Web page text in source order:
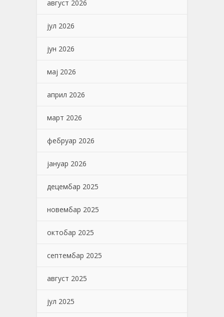
август 2026
јул 2026
јун 2026
мај 2026
април 2026
март 2026
фебруар 2026
јануар 2026
децембар 2025
новембар 2025
октобар 2025
септембар 2025
август 2025
јул 2025